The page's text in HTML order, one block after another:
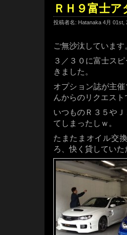
ＲＨ９富士
投稿者名: Hatanaka 4月 01st,
ご無沙汰しています
３／３０に富士ス
きました。
オプション誌が主
んからのリクエス
いつものＲ３５や
てしまったしｗ。
たまたまオイル交
ろ、快く貸していた